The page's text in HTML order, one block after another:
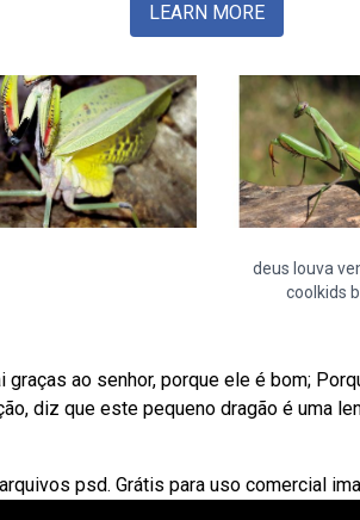
LEARN MORE
deus louva
coolkids
ao senhor, porque ele é bom;
diz que este pequeno dragão é uma
psd. Grátis para uso comercial